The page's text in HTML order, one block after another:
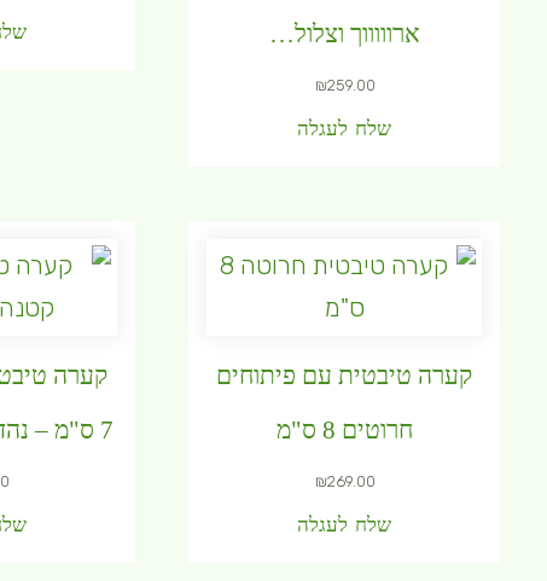
ארוווווך וצלול…
₪259.00
שלח לעגלה
קערה טיבטית עם פיתוחים
חרוטים 8 ס"מ
₪269.00
שלח לעגלה
קערה
7 ס"מ – נהדרת עבור תקשור